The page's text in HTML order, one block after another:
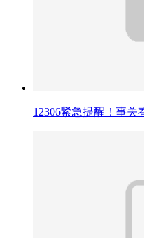
12306紧急提醒！事关